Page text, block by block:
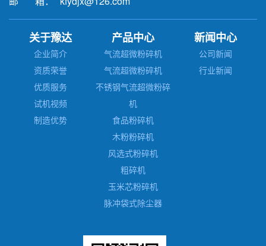
关于豫达
企业简介
资质荣誉
优质服务
试机视频
制造优势
产品中心
气流超微粉碎机
气流超微粉碎机
不锈钢气流超微粉碎
机
食品粉碎机
木粉粉碎机
风选式粉碎机
粗碎机
玉米芯粉碎机
脉冲袋式除尘器
新闻中心
公司新闻
行业新闻